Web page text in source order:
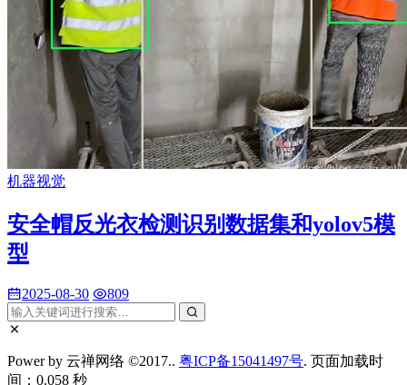
机器视觉
安全帽反光衣检测识别数据集和yolov5模
型
2025-08-30 809
Power by 云禅网络 ©2017.. 粤ICP备15041497号. 页面加载时
间：0.058 秒